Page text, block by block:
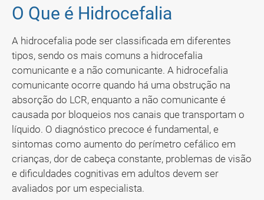
O Que é Hidrocefalia
A hidrocefalia pode ser classificada em diferentes
tipos, sendo os mais comuns a hidrocefalia
comunicante e a não comunicante. A hidrocefalia
comunicante ocorre quando há uma obstrução na
absorção do LCR, enquanto a não comunicante é
causada por bloqueios nos canais que transportam o
líquido. O diagnóstico precoce é fundamental, e
sintomas como aumento do perímetro cefálico em
crianças, dor de cabeça constante, problemas de visão
e dificuldades cognitivas em adultos devem ser
avaliados por um especialista.